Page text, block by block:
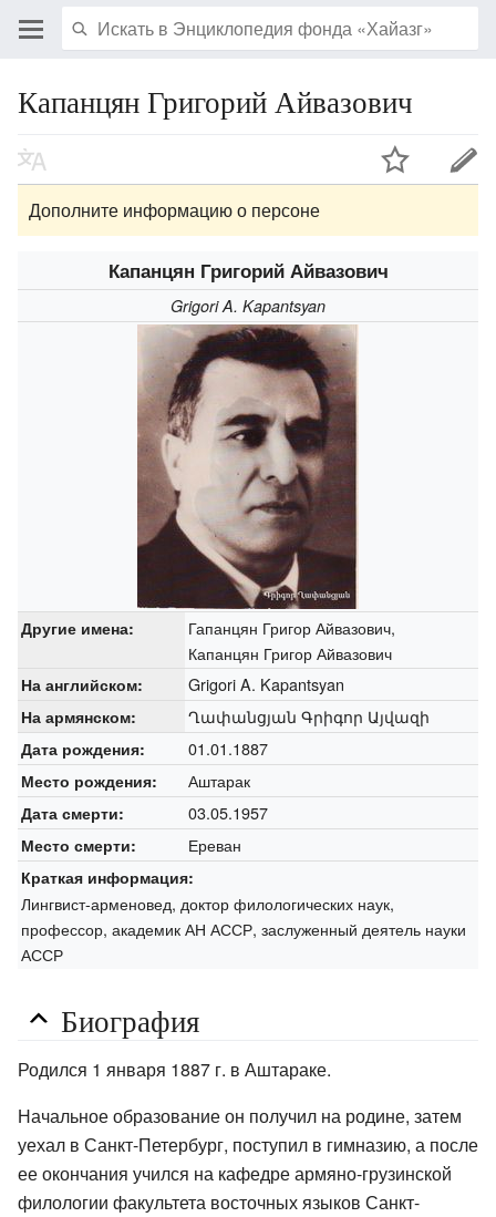
Капанцян Григорий Айвазович
Дополните информацию о персоне
Капанцян Григорий Айвазович
Grigori A. Kapantsyan
Другие имена:
Гапанцян Григор Айвазович,
Капанцян Григор Айвазович
На английском: Grigori A. Kapantsyan
На армянском: Ղափանցյան Գրիգոր Այվազի
Дата рождения: 01.01.1887
Место рождения: Аштарак
Дата смерти: 03.05.1957
Место смерти: Ереван
Краткая информация:
Лингвист-арменовед, доктор филологических наук,
профессор, академик АН АССР, заслуженный деятель науки
АССР
Биография
Родился 1 января 1887 г. в Аштараке.
Начальное образование он получил на родине, затем
уехал в Санкт-Петербург, поступил в гимназию, а после
ее окончания учился на кафедре армяно-грузинской
филологии факультета восточных языков Санкт-